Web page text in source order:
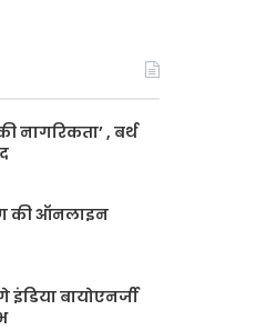
नागरिकता’ , बर्थ
की ऑनलाइन
बायोएनर्जी